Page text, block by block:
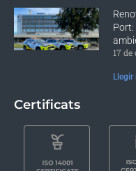
Port:
17 de
Llegir
Certificats